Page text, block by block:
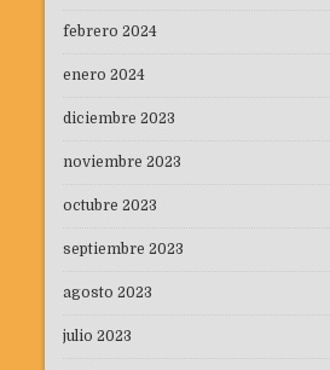
febrero 2024
enero 2024
diciembre 2023
noviembre 2023
octubre 2023
septiembre 2023
agosto 2023
julio 2023